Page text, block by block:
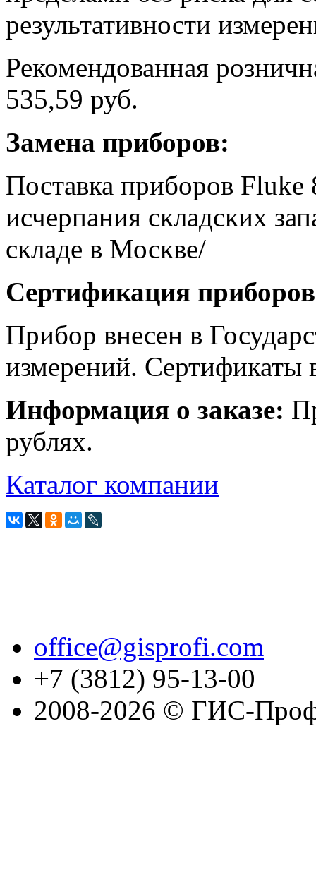
результативности
Рекомендованная
535,59 руб.
Замена приборов:
Поставка приборов Fluke
исчерпания складских
складе в Москве/
Сертификация
Прибор внесен в
измерений. Сертификаты
Информация о заказе:
рублях.
Каталог компании
office@gisprofi.com
+7 (3812) 95-13-00
2008-2026 © ГИС-